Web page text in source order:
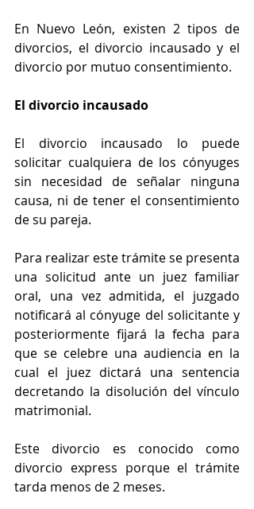
En Nuevo León, existen 2 tipos de
divorcios, el divorcio incausado y el
divorcio por mutuo consentimiento.
El divorcio incausado
El divorcio incausado lo puede
solicitar cualquiera de los cónyuges
sin necesidad de señalar ninguna
causa, ni de tener el consentimiento
de su pareja.
Para realizar este trámite se presenta
una solicitud ante un juez familiar
oral, una vez admitida, el juzgado
notificará al cónyuge del solicitante y
posteriormente fijará la fecha para
que se celebre una audiencia en la
cual el juez dictará una sentencia
decretando la disolución del vínculo
matrimonial.
Este divorcio es conocido como
divorcio express porque el trámite
tarda menos de 2 meses.